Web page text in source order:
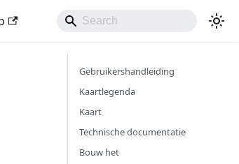
Gebruikershandleiding
Kaartlegenda
Kaart
Technische documentatie
Bouw het